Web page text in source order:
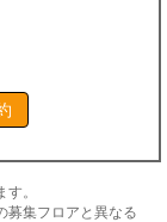
。
募集フロアと異なる